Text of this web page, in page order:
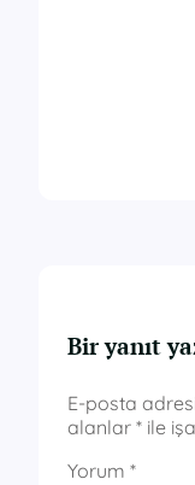
Bir yanıt
E-posta
alanlar * ile
Yorum *